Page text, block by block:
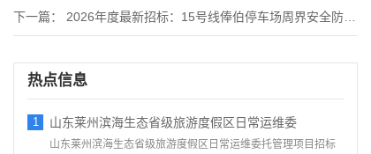
下一篇：
2026年度最新招标：15号线俸伯停车场周界安全防范系统工
热点信息
1 山东莱州滨海生态省级旅游度假区日常运维委
山东莱州滨海生态省级旅游度假区日常运维委托管理项目招标